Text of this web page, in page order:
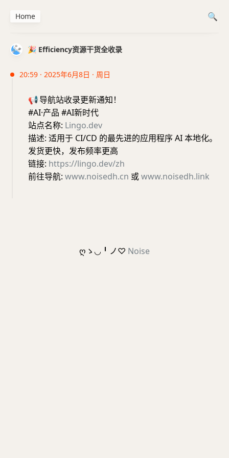
🎉 Efficiency资源干货全收录
20:59 · 2025年6月8日 · 周日
📢导航站收录更新通知！
#AI·产品 #AI新时代
站点名称: Lingo.dev
描述: 适用于 CI/CD 的最先进的应用程序 AI 本地化。
发货更快，发布频率更高
链接: https://lingo.dev/zh
前往导航: www.noisedh.cn 或www.noisedh.link
Home
ღゝ◡╹ノ♡ Noise